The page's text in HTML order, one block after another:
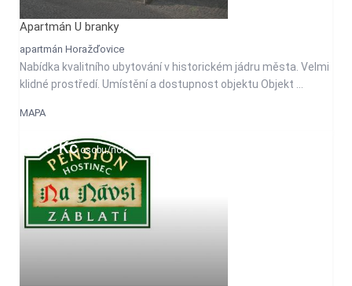
Apartmán U branky
apartmán Horažďovice
Nabídka kvalitního ubytování v historickém jádru města. Velmi
klidné prostředí. Umístění a dostupnost objektu Objekt ...
MAPA
200 Kčosobu/noc